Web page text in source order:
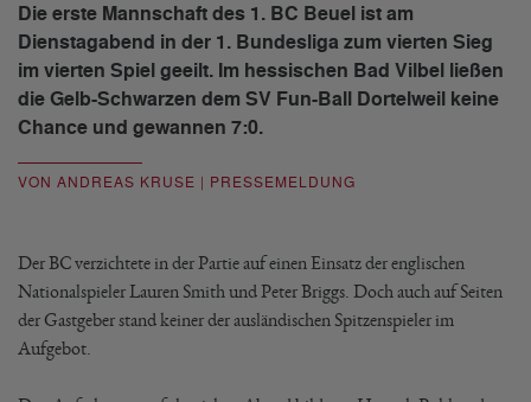
Die erste Mannschaft des 1. BC Beuel ist am
Dienstagabend in der 1. Bundesliga zum vierten Sieg
im vierten Spiel geeilt. Im hessischen Bad Vilbel ließen
die Gelb-Schwarzen dem SV Fun-Ball Dortelweil keine
Chance und gewannen 7:0.
VON ANDREAS KRUSE | PRESSEMELDUNG
Der BC verzichtete in der Partie auf einen Einsatz der englischen
Nationalspieler Lauren Smith und Peter Briggs. Doch auch auf Seiten
der Gastgeber stand keiner der ausländischen Spitzenspieler im
Aufgebot.